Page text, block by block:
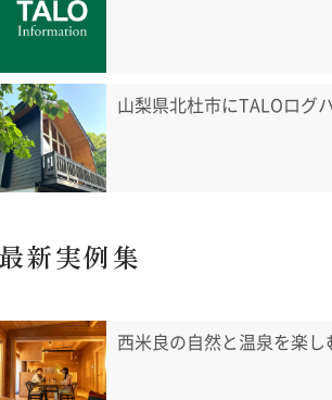
山梨県北杜市にTALOログ
最新実例集
西米良の自然と温泉を楽